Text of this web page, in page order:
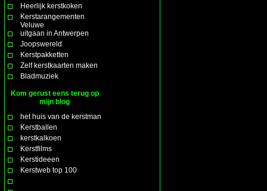
Heerlijk kerstkoken
Kerstarangementen
Veluwe
uitgaan in Antwerpen
Joopswereld
Kerstpakketten
Zelf kerstkaarten maken
Bladmuziek
Kom gerust eens terug op
mijn blog
het huis van de kerstman
Kerstballen
kerstkalkoen
Kerstfilms
Kerstideeen
Kerstweb top 100